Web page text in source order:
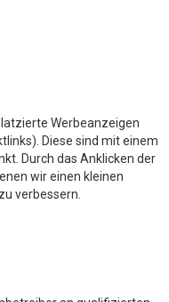
Werbeanzeigen
Diese sind mit einem
Durch das Anklicken der
wir einen kleinen
verbessern.